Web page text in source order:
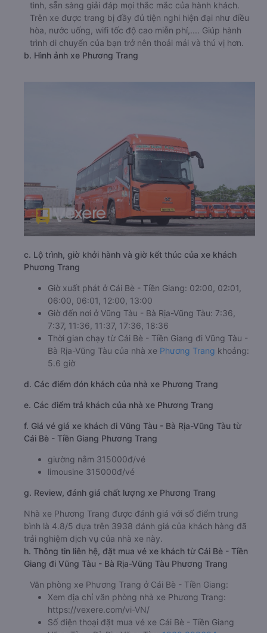
tình, sẵn sàng giải đáp mọi thắc mắc của hành khách.
Trên xe được trang bị đầy đủ tiện nghi hiện đại như điều
hòa, nước uống, wifi tốc độ cao miễn phí,.... Giúp hành
trình di chuyển của bạn trở nên thoải mái và thú vị hơn.
b. Hình ảnh xe Phương Trang
c. Lộ trình, giờ khởi hành và giờ kết thúc của xe khách
Phương Trang
Giờ xuất phát ở Cái Bè - Tiền Giang: 02:00, 02:01,
06:00, 06:01, 12:00, 13:00
Giờ đến nơi ở Vũng Tàu - Bà Rịa-Vũng Tàu: 7:36,
7:37, 11:36, 11:37, 17:36, 18:36
Thời gian chạy từ Cái Bè - Tiền Giang đi Vũng Tàu -
Bà Rịa-Vũng Tàu của nhà xe Phương Trang khoảng:
5.6 giờ
d. Các điểm đón khách của nhà xe Phương Trang
e. Các điểm trả khách của nhà xe Phương Trang
f. Giá vé giá xe khách đi Vũng Tàu - Bà Rịa-Vũng Tàu từ
Cái Bè - Tiền Giang Phương Trang
giường nằm 315000đ/vé
limousine 315000đ/vé
g. Review, đánh giá chất lượng xe Phương Trang
Nhà xe Phương Trang được đánh giá với số điểm trung
bình là 4.8/5 dựa trên 3938 đánh giá của khách hàng đã
trải nghiệm dịch vụ của nhà xe này.
h. Thông tin liên hệ, đặt mua vé xe khách từ Cái Bè - Tiền
Giang đi Vũng Tàu - Bà Rịa-Vũng Tàu Phương Trang
Văn phòng xe Phương Trang ở Cái Bè - Tiền Giang:
Xem địa chỉ văn phòng nhà xe Phương Trang:
https://vexere.com/vi-VN/
Số điện thoại đặt mua vé xe Cái Bè - Tiền Giang